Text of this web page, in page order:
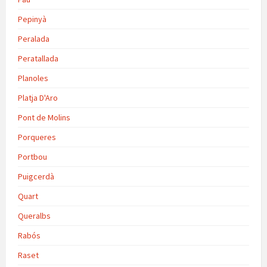
Pepinyà
Peralada
Peratallada
Planoles
Platja D'Aro
Pont de Molins
Porqueres
Portbou
Puigcerdà
Quart
Queralbs
Rabós
Raset